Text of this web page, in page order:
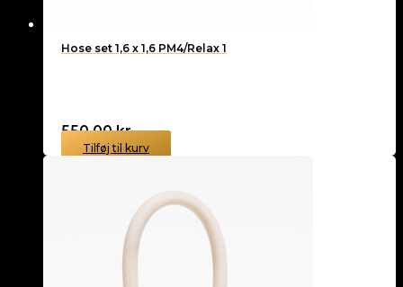
Hose set 1,6 x 1,6 PM4/Relax 1
550,00kr.
Tilføj til kurv